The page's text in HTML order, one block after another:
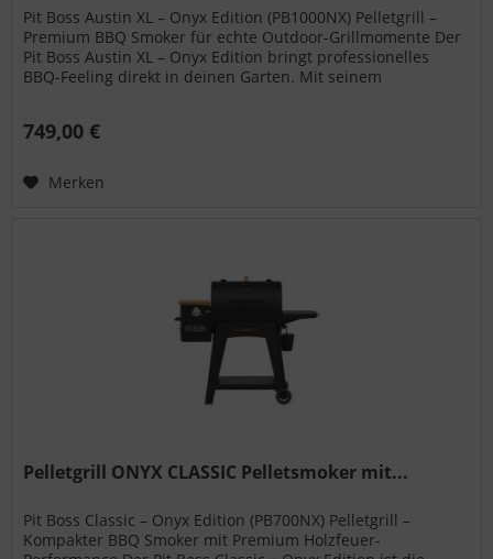
Pit Boss Austin XL – Onyx Edition (PB1000NX) Pelletgrill –
Premium BBQ Smoker für echte Outdoor-Grillmomente Der
Pit Boss Austin XL – Onyx Edition bringt professionelles
BBQ-Feeling direkt in deinen Garten. Mit seinem
749,00 €
Merken
Pelletgrill ONYX CLASSIC Pelletsmoker mit...
Pit Boss Classic – Onyx Edition (PB700NX) Pelletgrill –
Kompakter BBQ Smoker mit Premium Holzfeuer-